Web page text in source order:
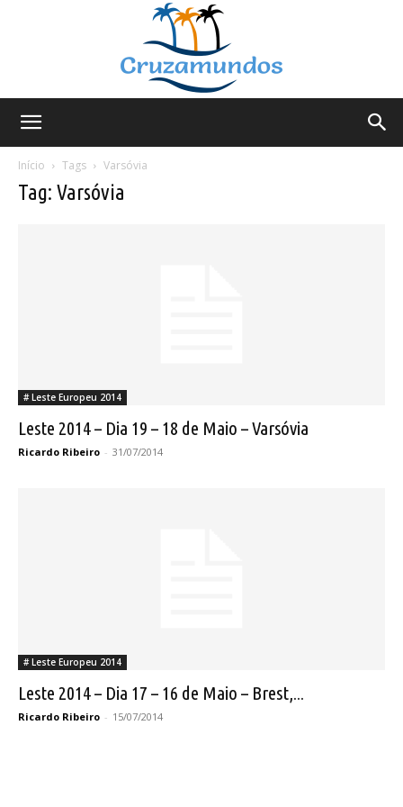
Início
Tags Varsóvia
Tag: Varsóvia
# Leste Europeu 2014
Leste 2014 – Dia 19 – 18 de Maio – Varsóvia
Ricardo Ribeiro - 31/07/2014
# Leste Europeu 2014
Leste 2014 – Dia 17 – 16 de Maio – Brest,...
Ricardo Ribeiro - 15/07/2014